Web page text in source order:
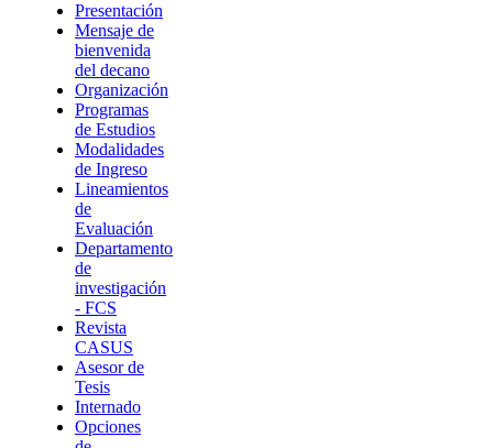
Presentación
Mensaje de
bienvenida
del decano
Organización
Programas
de Estudios
Modalidades
de Ingreso
Lineamientos
de
Evaluación
Departamento
de
investigación
- FCS
Revista
CASUS
Asesor de
Tesis
Internado
Opciones